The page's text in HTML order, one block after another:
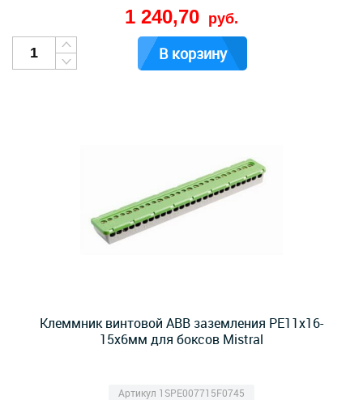
1 240,70 руб.
В корзину
Клеммник винтовой ABB заземления PE11x16-
15х6мм для боксов Mistral
Артикул 1SPE007715F0745